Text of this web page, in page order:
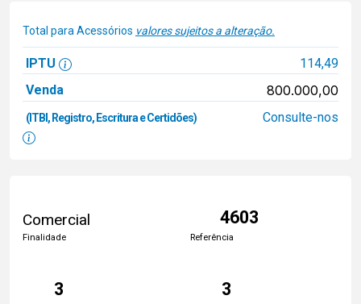
Total para Acessórios valores sujeitos a alteração.
IPTU
114,49
Venda
800.000,00
(ITBI, Registro, Escritura e Certidões) Consulte-nos
Comercial
Finalidade
4603
Referência
3 3